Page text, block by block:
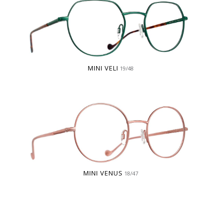
MINI VELI 19/48
MINI VENUS 18/47